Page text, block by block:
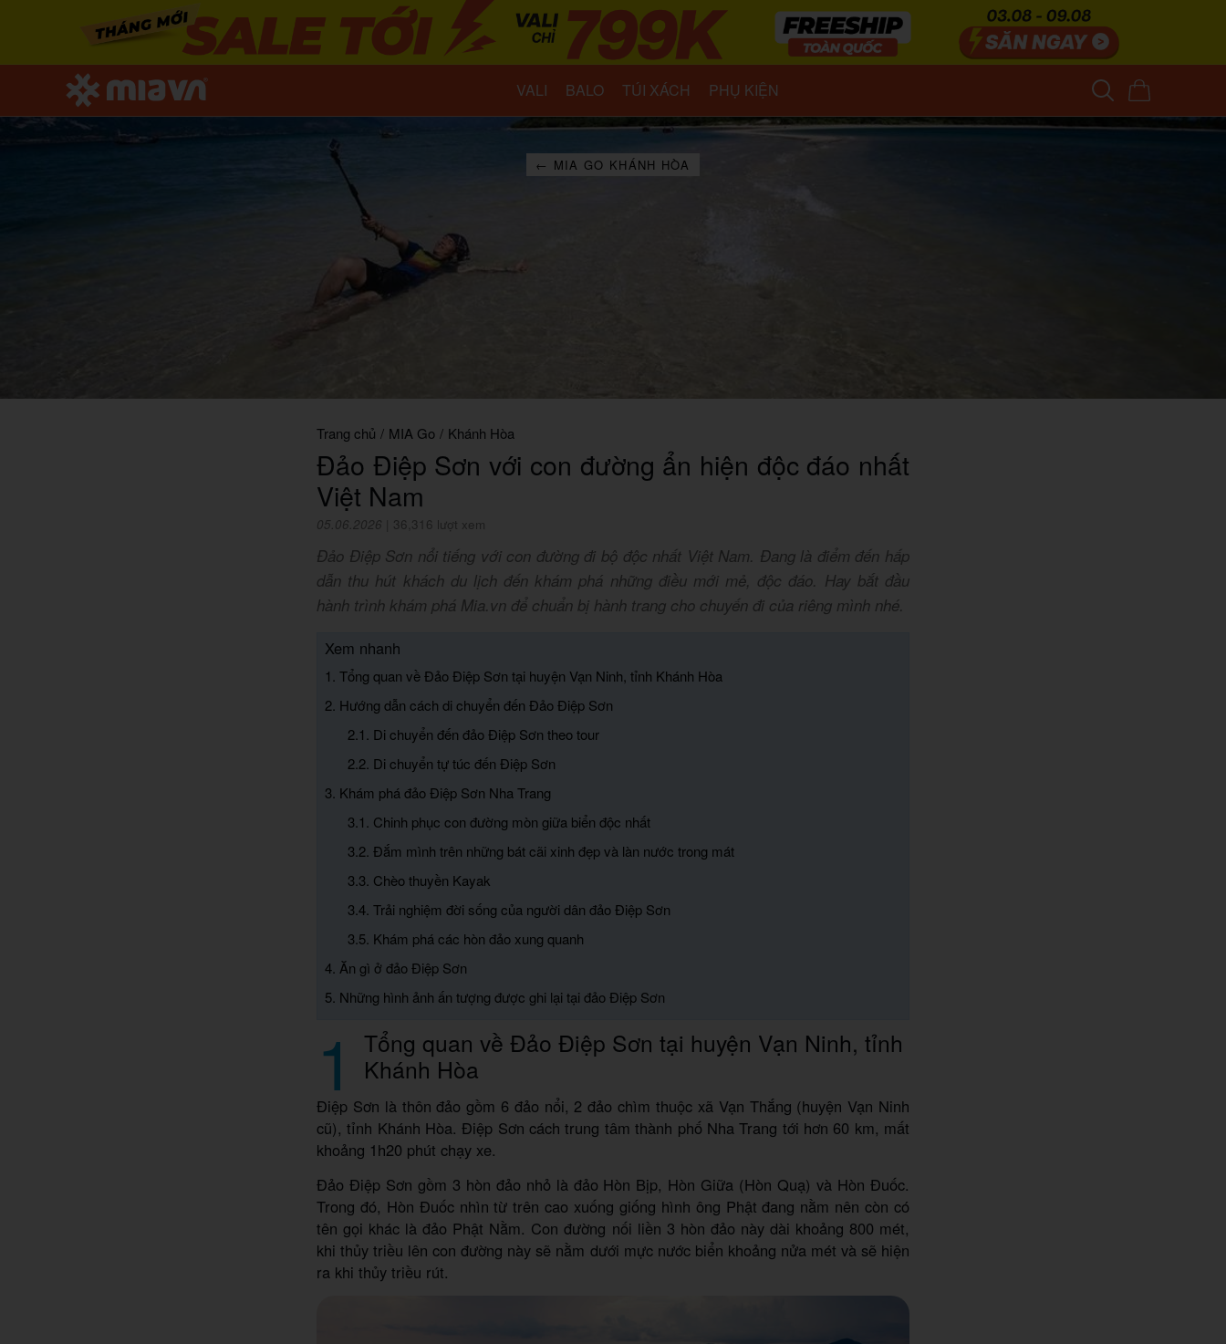
VALI BALO TÚI XÁCH PHỤ KIỆN
← MIA GO KHÁNH HÒA
Trang chủ / MIA Go / Khánh Hòa
Đảo Điệp Sơn với con đường ẩn hiện độc đáo nhất
Việt Nam
05.06.2026 36,316 lượt xem
Đảo Điệp Sơn nổi tiếng với con đường đi bộ độc nhất Việt Nam. Đang là điểm đến hấp
dẫn thu hút khách du lịch đến khám phá những điều mới mẻ, độc đáo. Hay bắt đầu
hành trình khám phá Mia.vn để chuẩn bị hành trang cho chuyến đi của riêng mình nhé.
Xem nhanh
1. Tổng quan về Đảo Điệp Sơn tại huyện Vạn Ninh, tỉnh Khánh Hòa
2. Hướng dẫn cách di chuyển đến Đảo Điệp Sơn
2.1. Di chuyển đến đảo Điệp Sơn theo tour
2.2. Di chuyển tự túc đến Điệp Sơn
3. Khám phá đảo Điệp Sơn Nha Trang
3.1. Chinh phục con đường mòn giữa biển độc nhất
3.2. Đắm mình trên những bát cãi xinh đẹp và làn nước trong mát
3.3. Chèo thuyền Kayak
3.4. Trải nghiệm đời sống của người dân đảo Điệp Sơn
3.5. Khám phá các hòn đảo xung quanh
4. Ăn gì ở đảo Điệp Sơn
5. Những hình ảnh ấn tượng được ghi lại tại đảo Điệp Sơn
1
Tổng quan về Đảo Điệp Sơn tại huyện Vạn Ninh, tỉnh
Khánh Hòa
Điệp Sơn là thôn đảo gồm 6 đảo nổi, 2 đảo chìm thuộc xã Vạn Thắng (huyện Vạn Ninh
cũ), tỉnh Khánh Hòa. Điệp Sơn cách trung tâm thành phố Nha Trang tới hơn 60 km, mất
khoảng 1h20 phút chạy xe.
Đảo Điệp Sơn gồm 3 hòn đảo nhỏ là đảo Hòn Bịp, Hòn Giữa (Hòn Quạ) và Hòn Đuốc.
Trong đó, Hòn Đuốc nhìn từ trên cao xuống giống hình ông Phật đang nằm nên còn có
tên gọi khác là đảo Phật Nằm. Con đường nối liền 3 hòn đảo này dài khoảng 800 mét,
khi thủy triều lên con đường này sẽ nằm dưới mực nước biển khoảng nửa mét và sẽ hiện
ra khi thủy triều rút.